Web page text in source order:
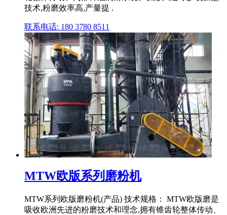
技术,粉磨效率高,产量提 .
联系电话: 180 3780 8511
MTW欧版系列磨粉机
MTW系列欧版磨粉机(产品) 技术规格： MTW欧版磨是
吸收欧洲先进的粉磨技术和理念,拥有锥齿轮整体传动、